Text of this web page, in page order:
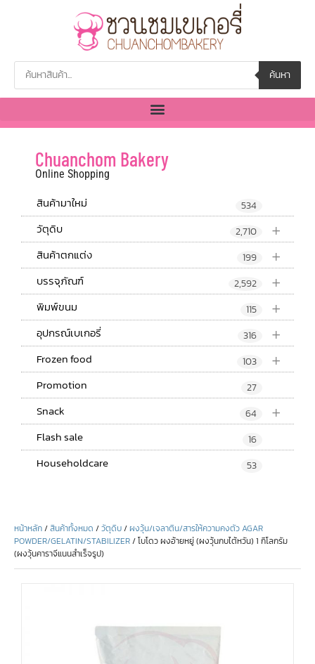
ค้นหา
Chuanchom Bakery
Online Shopping
สินค้ามาใหม่ 534
+
วัตุดิบ 2,710
+
สินค้าตกแต่ง 199
+
บรรจุภัณฑ์ 2,592
+
พิมพ์ขนม 115
+
อุปกรณ์เบเกอรี่ 316
+
Frozen food 103
Promotion 27
+
Snack 64
Flash sale 16
Householdcare 53
หน้าหลัก/สินค้าทั้งหมด /วัตุดิบ/ผงวุ้น/เจลาติน/สารให้ความคงตัว AGAR
POWDER/GELATIN/STABILIZER/ โบโดว ผงอ้ายหยู่ (ผงวุ้นกบไต้หวัน) 1 กิโลกรัม
(ผงวุ้นคาราจีแนนสำเร็จรูป)